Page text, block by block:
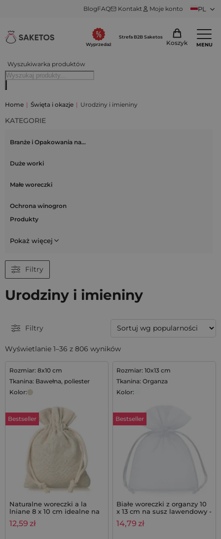
BlogFAQ Kontakt Moje konto PL
Wyszukiwarka produktów
Wyprzedaż
Strefa B2B Saketos
Koszyk MENU
Home | Święta i okazje | Urodziny i imieniny
KATEGORIE
Branże i Opakowania na…
Duże worki
Małe woreczki
Ochrona winogron
Produkty
Pokaż więcej
Filtry
Urodziny i imieniny
Filtry
Wyświetlanie 1–36 z 806 wyników
Rozmiar: 8x10 cm
Tkanina: Bawełna, poliester
Kolor:
Bestseller
Naturalne woreczki a la
lniane 8 x 10 cm idealne na
lawendę do szafy - 10 szt.
12,59 zł
Rozmiar: 10x13 cm
Tkanina: Organza
Kolor:
Bestseller
Białe woreczki z organzy 10
x 13 cm na susz lawendowy -
25 szt.
14,79 zł